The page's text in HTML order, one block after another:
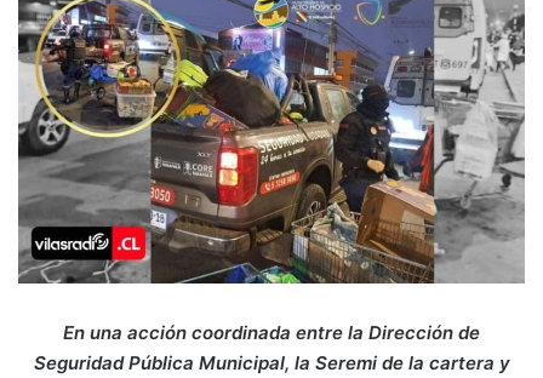
En una acción coordinada entre la Dirección de
Seguridad Pública Municipal, la Seremi de la cartera y